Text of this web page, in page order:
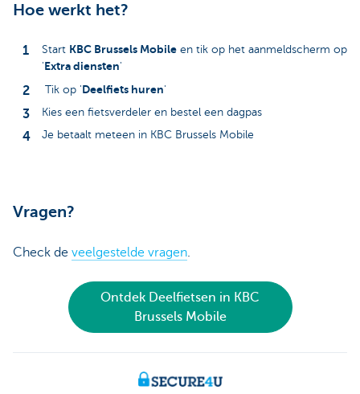
Hoe werkt het?
Start KBC Brussels Mobile en tik op het aanmeldscherm op
'Extra diensten'
Tik op 'Deelfiets huren'
Kies een fietsverdeler en bestel een dagpas
Je betaalt meteen in KBC Brussels Mobile
Vragen?
Check de veelgestelde vragen.
Ontdek Deelfietsen in KBC
Brussels Mobile